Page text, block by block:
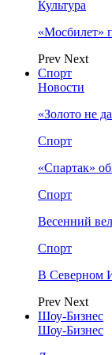
Культура
«Мосбилет»
Prev Next
Спорт
Новости
«Золото не
Спорт
«Спартак»
Спорт
Весенний
Спорт
В Северном
Prev Next
Шоу-Бизнес
Шоу-Бизнес